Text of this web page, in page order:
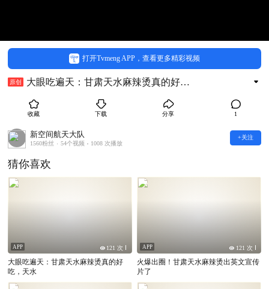
去购买
打开Tvmeng APP，查看更多精彩视频
原创 大眼吃遍天：甘肃天水麻辣烫真的好吃，天水
发布时间：2023-12-14
本文仅代表作者观点，不代表Tvmeng立场
本文系作者授权Tvmeng发表，未经许可，不得转载
收藏 下载 分享 1
新空间航天大队
1560粉丝 54个视频 1008 次播放
+关注
猜你喜欢
APP 121 次
大眼吃遍天：甘肃天水麻辣烫真的好
吃，天水
APP 121 次
火爆出圈！甘肃天水麻辣烫出英文宣传
片了